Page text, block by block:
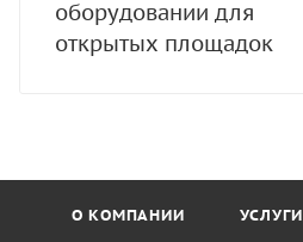
оборудовании для
открытых площадок
О КОМПАНИИ УСЛУГИ